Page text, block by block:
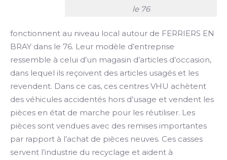
le 76
fonctionnent au niveau local autour de FERRIERS EN
BRAY dans le 76. Leur modèle d’entreprise
ressemble à celui d’un magasin d’articles d’occasion,
dans lequel ils reçoivent des articles usagés et les
revendent. Dans ce cas, ces centres VHU achètent
des véhicules accidentés hors d’usage et vendent les
pièces en état de marche pour les réutiliser. Les
pièces sont vendues avec des remises importantes
par rapport à l’achat de pièces neuves. Ces casses
servent l’industrie du recyclage et aident à